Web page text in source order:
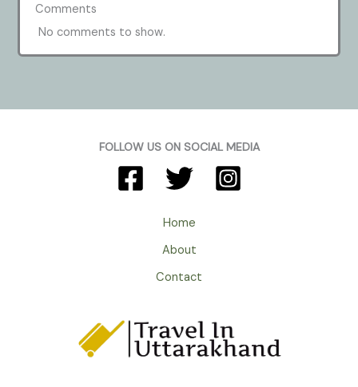
Comments
No comments to show.
FOLLOW US ON SOCIAL MEDIA
Home
About
Contact